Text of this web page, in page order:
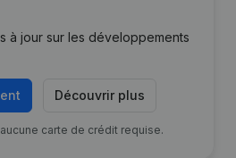
à jour sur les développements
Découvrir plus
carte de crédit requise.